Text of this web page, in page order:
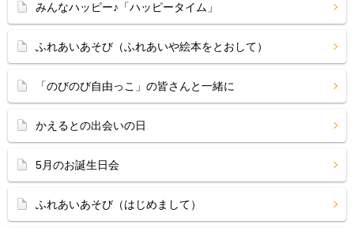
みんなハッピー♪「ハッピータイム」
ふれあいあそび（ふれあいや絵本をとおして）
「のびのび自由っこ」の皆さんと一緒に
かえるとの出会いの日
5月のお誕生日会
ふれあいあそび（はじめまして）